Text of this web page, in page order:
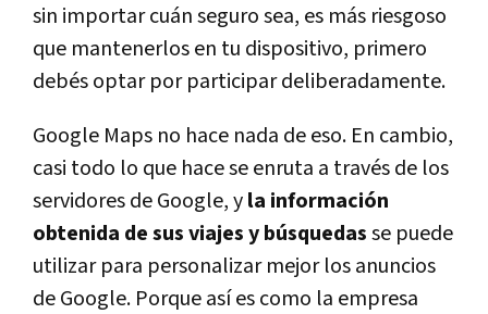
sin importar cuán seguro sea, es más riesgoso
que mantenerlos en tu dispositivo, primero
debés optar por participar deliberadamente.
Google Maps no hace nada de eso. En cambio,
casi todo lo que hace se enruta a través de los
servidores de Google, yla información
obtenida de sus viajes y búsquedasse puede
utilizar para personalizar mejor los anuncios
de Google. Porque así es como la empresa